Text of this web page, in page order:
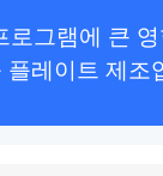
그램에 큰
레이트 제조